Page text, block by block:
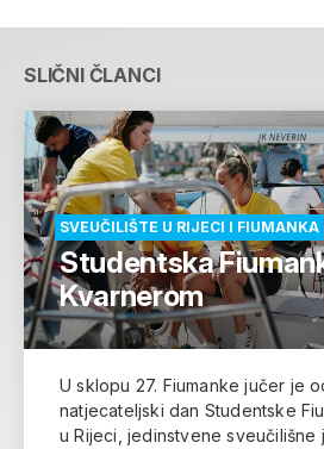
SLIČNI ČLANCI
SVEUČILIŠTE U RIJECI I FIUMANKA
Studentska
Kvarnerom
U sklopu 27. Fiumanke jučer je
natjecateljski dan Studentske
u Rijeci, jedinstvene sveučilišne